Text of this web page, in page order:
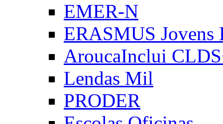
EMER-N
ERASMUS Jovens
AroucaInclui
Lendas Mil
PRODER